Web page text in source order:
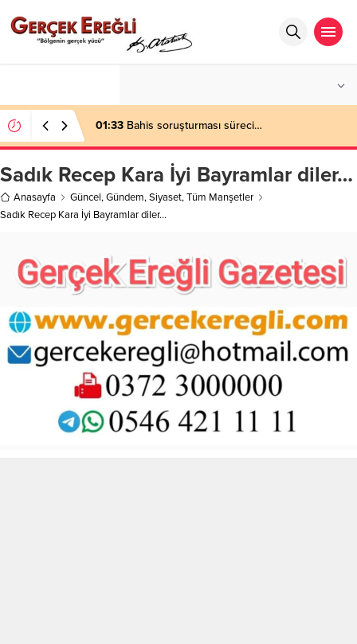
01:33 Bahis soruşturması süreci…
Sadık Recep Kara İyi Bayramlar diler…
Anasayfa Güncel,Gündem,Siyaset,Tüm Manşetler
Sadık Recep Kara İyi Bayramlar diler…